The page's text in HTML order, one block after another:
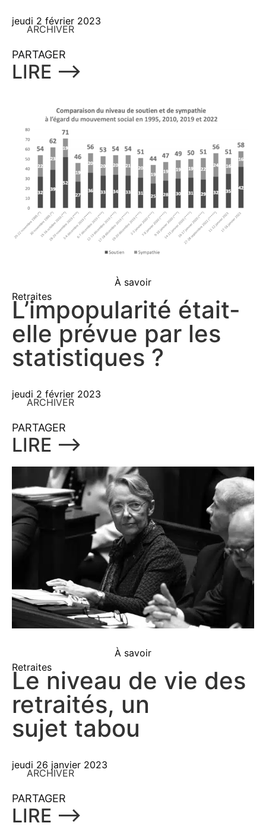
jeudi 2 février 2023
ARCHIVER
PARTAGER
LIRE ⟶
À savoir
Retraites
L’impopularité était-
elle prévue par les
statistiques ?
jeudi 2 février 2023
ARCHIVER
PARTAGER
LIRE ⟶
À savoir
Retraites
Le niveau de vie des
retraités, un
sujet tabou
jeudi 26 janvier 2023
ARCHIVER
PARTAGER
LIRE ⟶